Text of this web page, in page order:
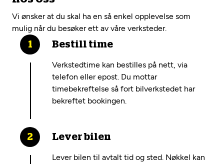
Vi ønsker at du skal ha en så enkel opplevelse som
mulig når du besøker ett av våre verksteder.
Bestill time
Verkstedtime kan bestilles på nett, via
telefon eller epost. Du mottar
timebekreftelse så fort bilverkstedet har
bekreftet bookingen.
Lever bilen
Lever bilen til avtalt tid og sted. Nøkkel kan